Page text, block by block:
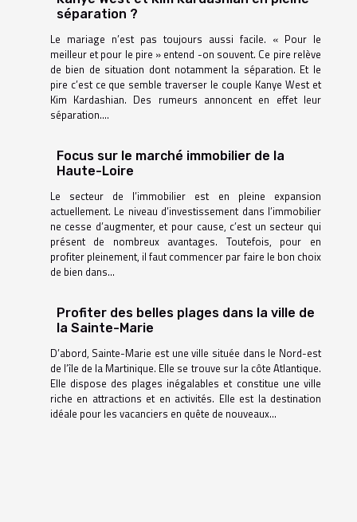
séparation ?
Le mariage n’est pas toujours aussi facile. « Pour le
meilleur et pour le pire » entend -on souvent. Ce pire relève
de bien de situation dont notamment la séparation. Et le
pire c’est ce que semble traverser le couple Kanye West et
Kim Kardashian. Des rumeurs annoncent en effet leur
séparation....
Focus sur le marché immobilier de la
Haute-Loire
Le secteur de l’immobilier est en pleine expansion
actuellement. Le niveau d’investissement dans l’immobilier
ne cesse d’augmenter, et pour cause, c’est un secteur qui
présent de nombreux avantages. Toutefois, pour en
profiter pleinement, il faut commencer par faire le bon choix
de bien dans...
Profiter des belles plages dans la ville de
la Sainte-Marie
D’abord, Sainte-Marie est une ville située dans le Nord-est
de l’île de la Martinique. Elle se trouve sur la côte Atlantique.
Elle dispose des plages inégalables et constitue une ville
riche en attractions et en activités. Elle est la destination
idéale pour les vacanciers en quête de nouveaux...